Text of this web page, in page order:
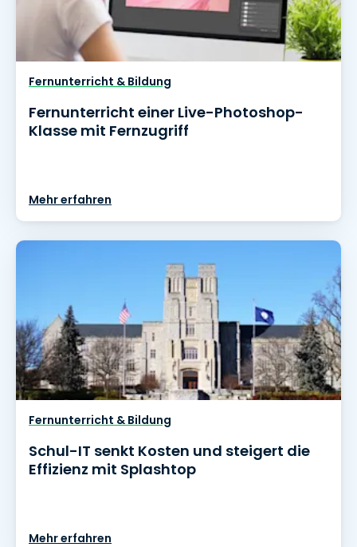
Fernunterricht & Bildung
Fernunterricht einer Live-Photoshop-
Klasse mit Fernzugriff
Mehr erfahren
Fernunterricht & Bildung
Schul-IT senkt Kosten und steigert die
Effizienz mit Splashtop
Mehr erfahren